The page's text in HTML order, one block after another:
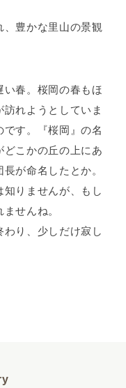
豊かな里山の景観
い春。桜岡の春もほ
れようとしていま
す。『桜岡』の名
どこかの丘の上にあ
が命名したとか。
りませんが、もし
せんね。
り、少しだけ寂し